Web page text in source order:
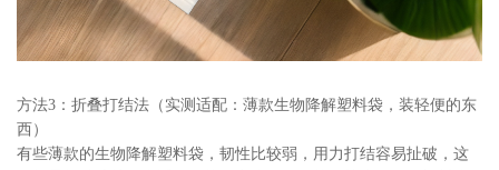
方法3：折叠打结法（实测适配：薄款生物降解塑料袋，装轻便的东
西）
有些薄款的生物降解塑料袋，韧性比较弱，用力打结容易扯破，这